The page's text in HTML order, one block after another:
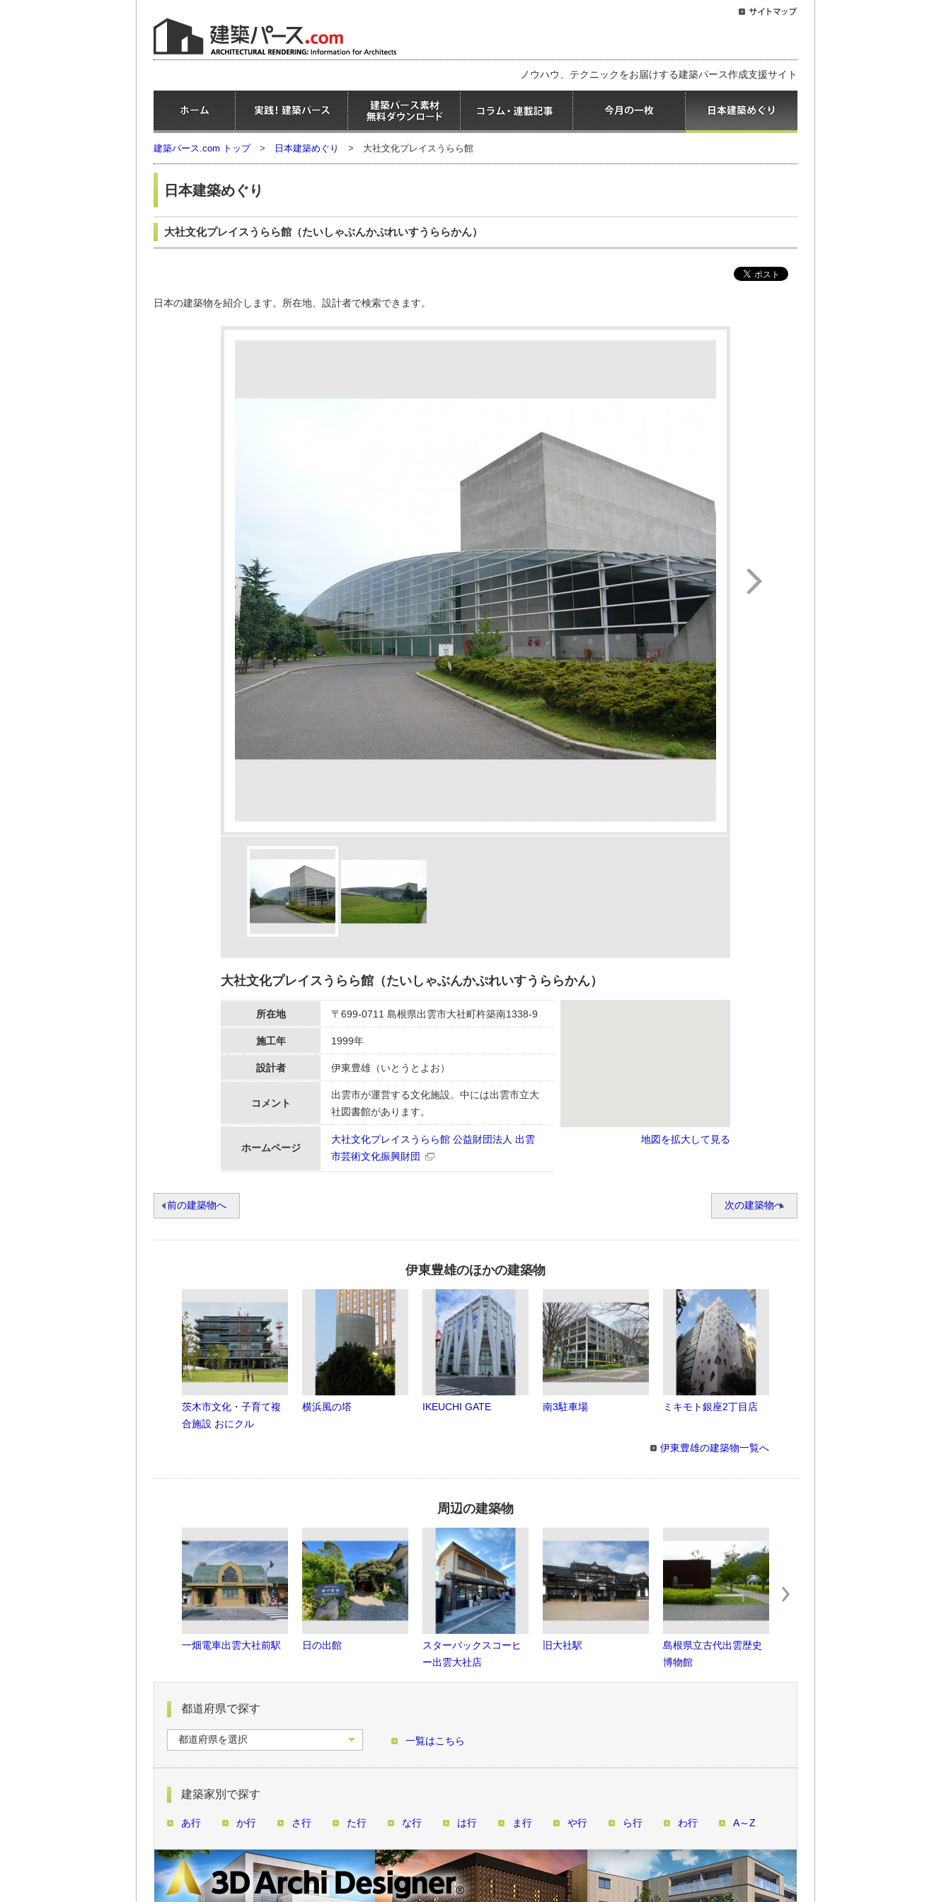
ノウハウ、テクニックをお届けする建築パース作成支援サイト
建築パース.com トップ > 日本建築めぐり > 大社文化プレイスうらら館
日本建築めぐり
大社文化プレイスうらら館 （たいしゃぶんかぷれいすうららかん）
日本の建築物を紹介します。所在地、設計者で検索できます。
大社文化プレイスうらら館（たいしゃぶんかぷれいすうららかん）
所在地 〒699-0711 島根県出雲市大社町杵築南1338-9
施工年 1999年
設計者 伊東豊雄（いとうとよお）
コメント
出雲市が運営する文化施設。中には出雲市立大
社図書館があります。
ホームページ
大社文化プレイスうらら館 公益財団法人 出雲
市芸術文化振興財団
地図を拡大して見る
前の建築物へ 次の建築物へ
伊東豊雄のほかの建築物
茨木市文化・子育て複
合施設 おにクル
横浜風の塔 IKEUCHI GATE 南3駐車場 ミキモト銀座2丁目店
伊東豊雄の建築物一覧へ
周辺の建築物
一畑電車出雲大社前駅 日の出館
スターバックスコーヒ
ー出雲大社店
旧大社駅
島根県立古代出雲歴史
博物館
都道府県で探す
一覧はこちら
建築家別で探す
あ行 か行 さ行 た行 な行 は行 ま行 や行 ら行 わ行 A～Z